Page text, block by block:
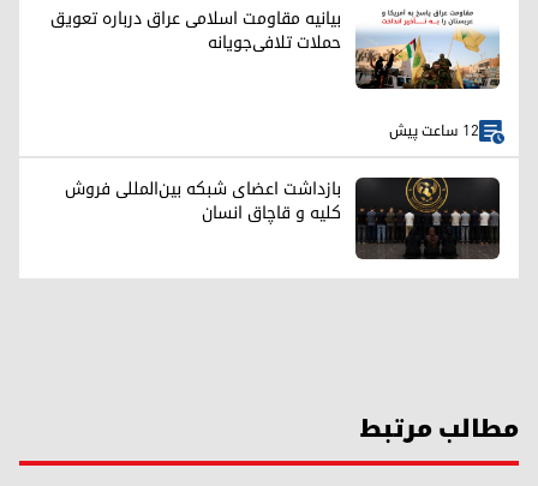
بیانیه مقاومت اسلامی عراق درباره تعویق
حملات تلافی‌جویانه
12 ساعت پیش
بازداشت اعضای شبکه بین‌المللی فروش
کلیه و قاچاق انسان
مطالب مرتبط